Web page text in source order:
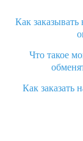
Как
Что такое
Как заказать
Что значит